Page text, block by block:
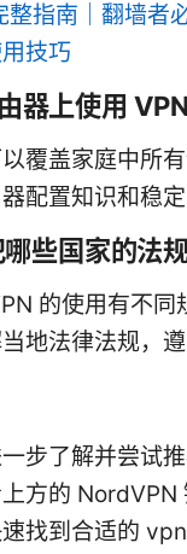
整指南｜翻墙者
技巧
器上使用 VPN
覆盖家庭中所
配置知识和稳定
些国家的法规
的使用有不同
地法律法规，遵
步了解并尝试
方的 NordVPN
找到合适的